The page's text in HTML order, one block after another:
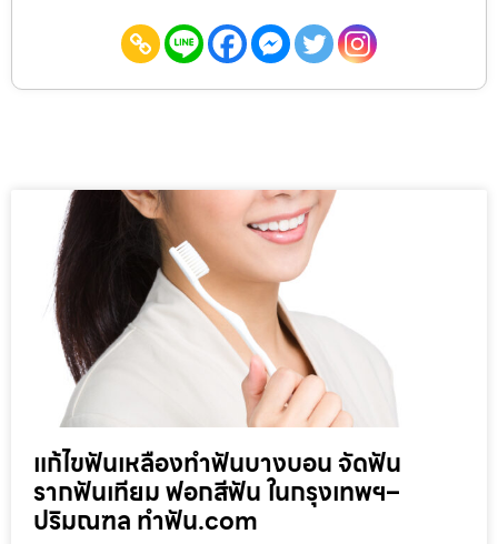
แก้ไขฟันเหลืองทำฟันบางบอน จัดฟัน
รากฟันเทียม ฟอกสีฟัน ในกรุงเทพฯ–
ปริมณฑล ทำฟัน.com